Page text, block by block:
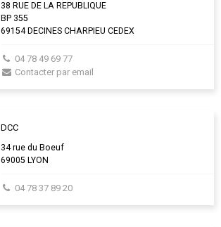
38 RUE DE LA REPUBLIQUE
BP 355
69154 DECINES CHARPIEU CEDEX
04 78 49 69 77
Contacter par email
DCC
34 rue du Boeuf
69005 LYON
04 78 37 89 20